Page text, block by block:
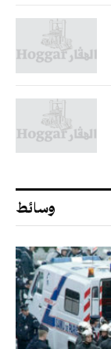
وسائط